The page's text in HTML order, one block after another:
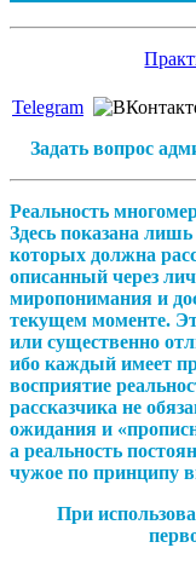
Telegram
Задать вопрос
Реальность
Здесь показана
которых должна
описанный через
миропонимания и
текущем моменте.
или существенно
ибо каждый имеет
восприятие
рассказчика не
ожидания и
а реальность
чужое по принципу
При